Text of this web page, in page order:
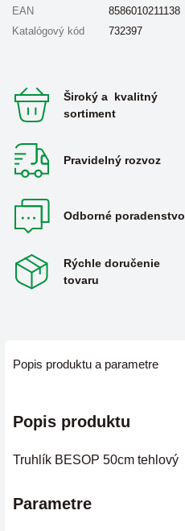
EAN
8586010211138
Katalógový kód
732397
Široký a kvalitný
sortiment
Pravidelný rozvoz
Odborné poradenstvo
Rýchle doručenie
tovaru
Popis produktu a parametre
Popis produktu
Truhlík BESOP 50cm tehlový
Parametre